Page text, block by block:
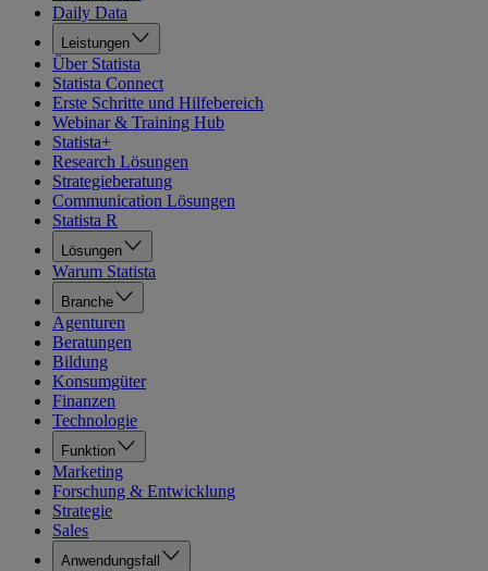
Daily Data
Leistungen
Über Statista
Statista Connect
Erste Schritte und Hilfebereich
Webinar & Training Hub
Statista+
Research Lösungen
Strategieberatung
Communication Lösungen
Statista R
Lösungen
Warum Statista
Branche
Agenturen
Beratungen
Bildung
Konsumgüter
Finanzen
Technologie
Funktion
Marketing
Forschung & Entwicklung
Strategie
Sales
Anwendungsfall